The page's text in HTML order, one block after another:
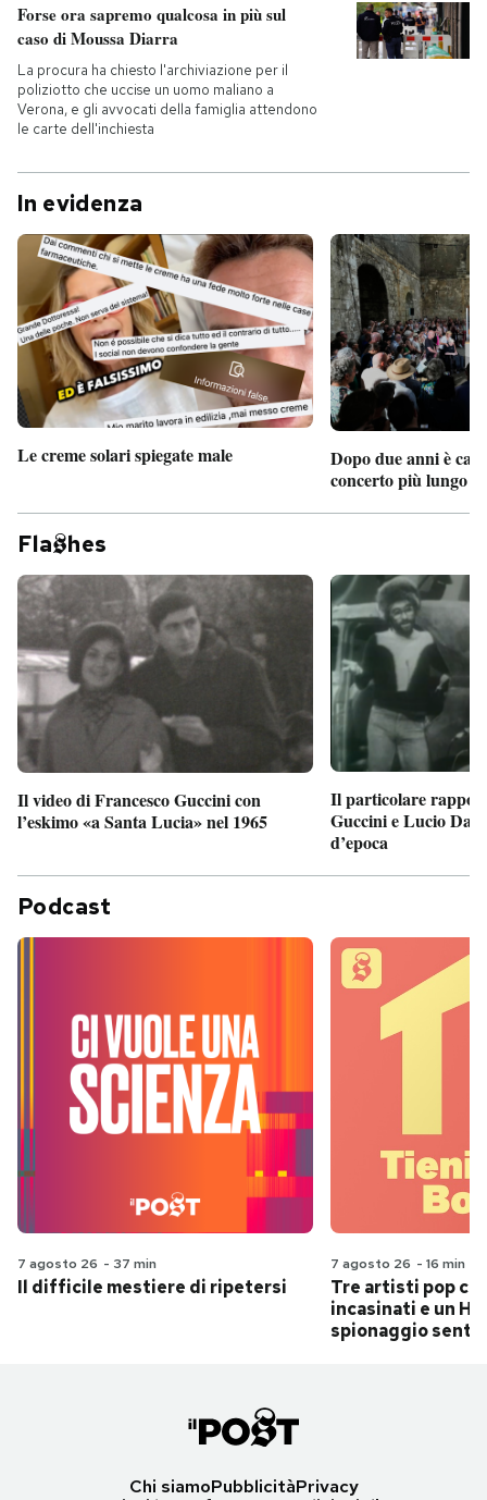
Forse ora sapremo qualcosa in più sul
caso di Moussa Diarra
La procura ha chiesto l'archiviazione per il
poliziotto che uccise un uomo maliano a
Verona, e gli avvocati della famiglia attendono
le carte dell'inchiesta
In evidenza
Le creme solari spiegate male
Dopo due anni è
concerto più lungo
Fla hes
Il video di Francesco Guccini con
l’eskimo «a Santa Lucia» nel 1965
Il particolare
Guccini e Lucio
d’epoca
Podcast
7 agosto 26 - 37 min
Il difficile mestiere di ripetersi
7 agosto 26 - 16 min
Tre artisti pop
incasinati e un
spionaggio
Chi siamoPubblicitàPrivacy